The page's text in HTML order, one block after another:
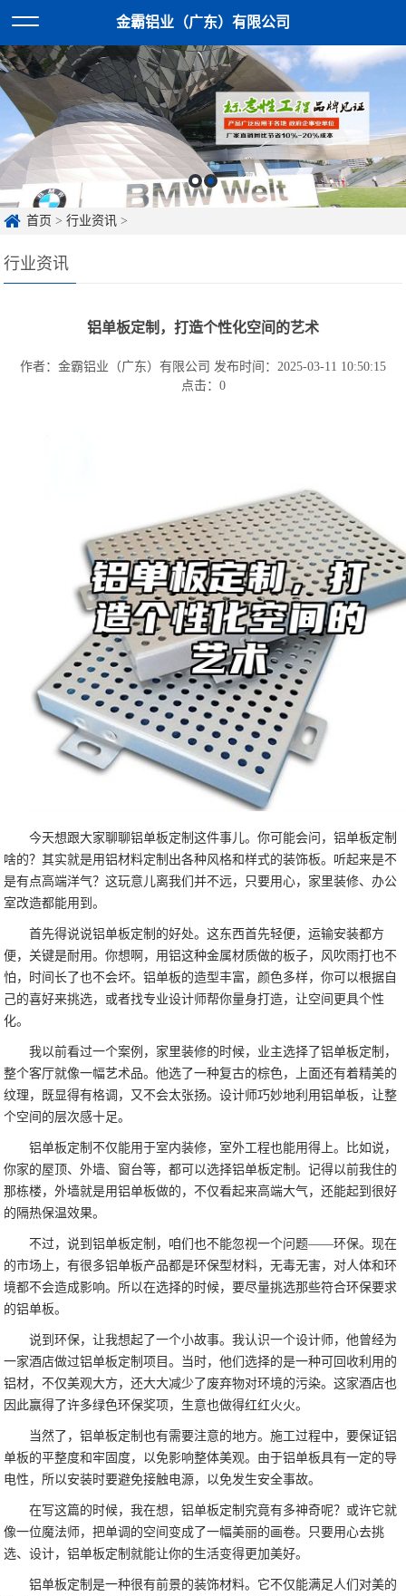
金霸铝业（广东）有限公司
首页 >行业资讯 >
行业资讯
铝单板定制，打造个性化空间的艺术
作者：金霸铝业（广东）有限公司 发布时间：2025-03-11 10:50:15
点击： 0
今天想跟大家聊聊铝单板定制这件事儿。你可能会问，铝单板定制
啥的？其实就是用铝材料定制出各种风格和样式的装饰板。听起来是不
是有点高端洋气？这玩意儿离我们并不远，只要用心，家里装修、办公
室改造都能用到。
首先得说说铝单板定制的好处。这东西首先轻便，运输安装都方
便，关键是耐用。你想啊，用铝这种金属材质做的板子，风吹雨打也不
怕，时间长了也不会坏。铝单板的造型丰富，颜色多样，你可以根据自
己的喜好来挑选，或者找专业设计师帮你量身打造，让空间更具个性
化。
我以前看过一个案例，家里装修的时候，业主选择了铝单板定制，
整个客厅就像一幅艺术品。他选了一种复古的棕色，上面还有着精美的
纹理，既显得有格调，又不会太张扬。设计师巧妙地利用铝单板，让整
个空间的层次感十足。
铝单板定制不仅能用于室内装修，室外工程也能用得上。比如说，
你家的屋顶、外墙、窗台等，都可以选择铝单板定制。记得以前我住的
那栋楼，外墙就是用铝单板做的，不仅看起来高端大气，还能起到很好
的隔热保温效果。
不过，说到铝单板定制，咱们也不能忽视一个问题——环保。现在
的市场上，有很多铝单板产品都是环保型材料，无毒无害，对人体和环
境都不会造成影响。所以在选择的时候，要尽量挑选那些符合环保要求
的铝单板。
说到环保，让我想起了一个小故事。我认识一个设计师，他曾经为
一家酒店做过铝单板定制项目。当时，他们选择的是一种可回收利用的
铝材，不仅美观大方，还大大减少了废弃物对环境的污染。这家酒店也
因此赢得了许多绿色环保奖项，生意也做得红红火火。
当然了，铝单板定制也有需要注意的地方。施工过程中，要保证铝
单板的平整度和牢固度，以免影响整体美观。由于铝单板具有一定的导
电性，所以安装时要避免接触电源，以免发生安全事故。
在写这篇的时候，我在想，铝单板定制究竟有多神奇呢？或许它就
像一位魔法师，把单调的空间变成了一幅美丽的画卷。只要用心去挑
选、设计，铝单板定制就能让你的生活变得更加美好。
铝单板定制是一种很有前景的装饰材料。它不仅能满足人们对美的